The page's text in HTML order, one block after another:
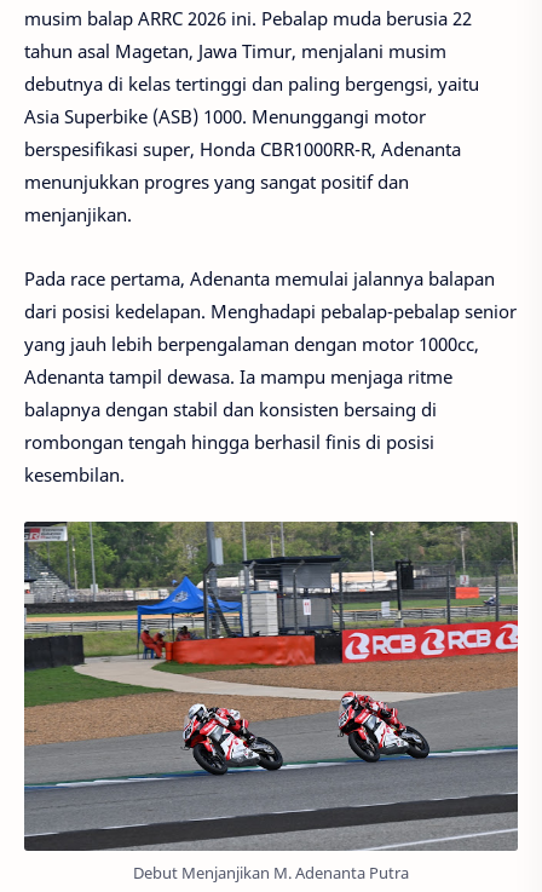
musim balap ARRC 2026 ini. Pebalap muda berusia 22
tahun asal Magetan, Jawa Timur, menjalani musim
debutnya di kelas tertinggi dan paling bergengsi, yaitu
Asia Superbike (ASB) 1000. Menunggangi motor
berspesifikasi super, Honda CBR1000RR-R, Adenanta
menunjukkan progres yang sangat positif dan
menjanjikan.
Pada race pertama, Adenanta memulai jalannya balapan
dari posisi kedelapan. Menghadapi pebalap-pebalap senior
yang jauh lebih berpengalaman dengan motor 1000cc,
Adenanta tampil dewasa. Ia mampu menjaga ritme
balapnya dengan stabil dan konsisten bersaing di
rombongan tengah hingga berhasil finis di posisi
kesembilan.
Debut Menjanjikan M. Adenanta Putra